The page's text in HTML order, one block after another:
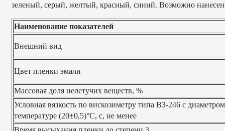
зеленый, серый, желтый, красный, синий. Возможно
Наименование показателей
Внешний вид
Цвет пленки эмали
Массовая доля нелетучих веществ, %
Условная вязкость по вискозиметру типа ВЗ-246 с
температуре (20±0,5)°С, с, не менее